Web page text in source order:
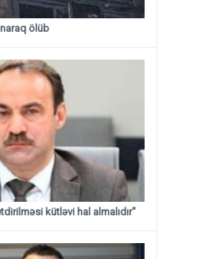
ölüb
kütləvi hal almalıdır"